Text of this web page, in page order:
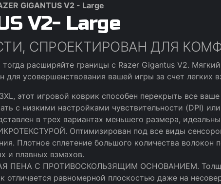
GIGANTUS V2 - Large
V2- Large
СПРОЕКТИРОВАН ДЛЯ
расширяйте границы с Razer Gigantus V2.
усовершенствования вашей игры за счет легких
этот игровой коврик способен перекрыть все
с низкими настройками чувствительности (DPI)
в трех вариантах меньшего размера,
Оптимизирован под все виды сенсоров
Плотное сплетение большого количества
и плавных взмахов.
ПЕНА С ПРОТИВОСКОЛЬЗЯЩИМ ОСНОВАНИЕМ.
отличается равномерной плоскостью даже на